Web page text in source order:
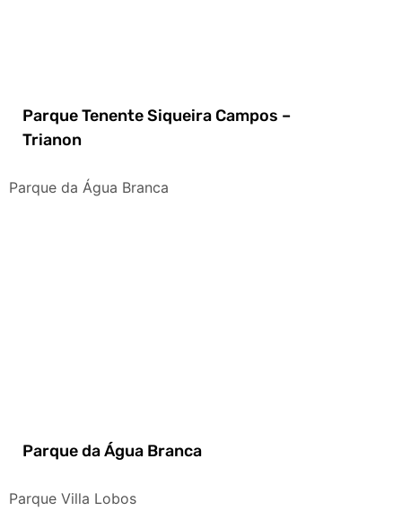
Parque Tenente Siqueira Campos –
Trianon
Parque da Água Branca
Parque da Água Branca
Parque Villa Lobos